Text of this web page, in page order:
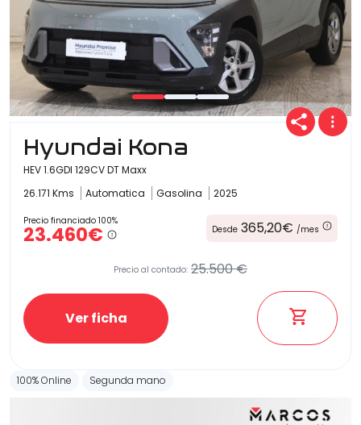
Hyundai Kona
HEV 1.6GDI 129CV DT Maxx
26.171 Kms
Automatica Gasolina 2025
Precio financiado 100%
23.460€ Desde 365,20€ /mes
Precio al contado: 25.500 €
Ver ficha
100% Online Segunda mano